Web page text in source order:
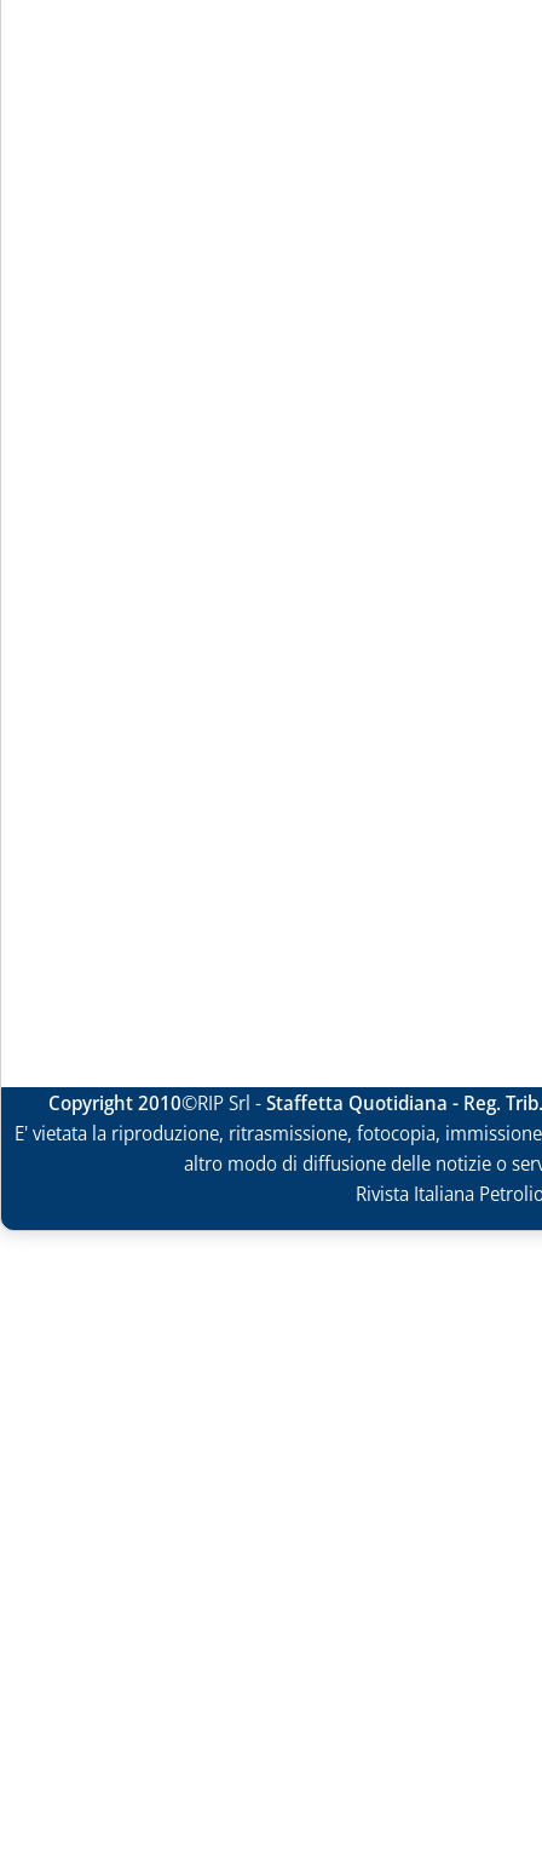
Copyright 2010©RIP Srl -Staffetta Quotidiana - Reg.
E' vietata la riproduzione, ritrasmissione, fotocopia,
altro modo di diffusione delle notizie o
Rivista Italiana